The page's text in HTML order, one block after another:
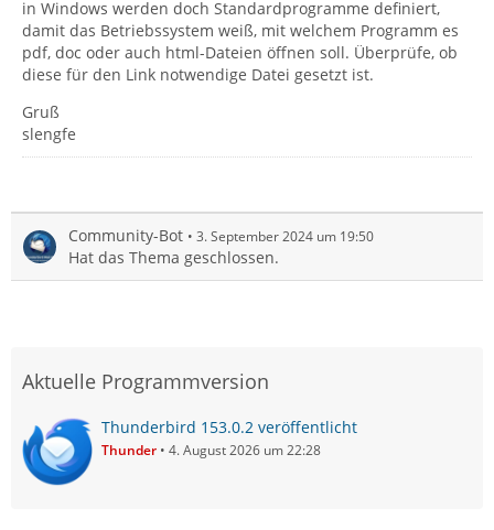
in Windows werden doch Standardprogramme definiert,
damit das Betriebssystem weiß, mit welchem Programm es
pdf, doc oder auch html-Dateien öffnen soll. Überprüfe, ob
diese für den Link notwendige Datei gesetzt ist.
Gruß
slengfe
Community-Bot 3. September 2024 um 19:50
Hat das Thema geschlossen.
Aktuelle Programmversion
Thunderbird 153.0.2 veröffentlicht
Thunder 4. August 2026 um 22:28